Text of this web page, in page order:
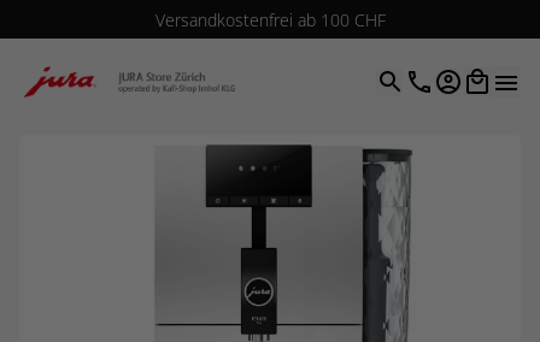
Versandkostenfrei ab 100 CHF
4.9| 5.0 Google
Open